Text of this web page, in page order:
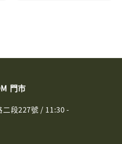
門市
段227號 / 11:30 -